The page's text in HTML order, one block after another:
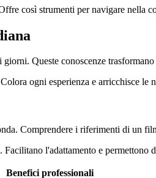
così strumenti per navigare nella
Queste conoscenze
ogni esperienza e arricchisce le
Comprendere i riferimenti di un
l'adattamento e permettono
Benefici professionali